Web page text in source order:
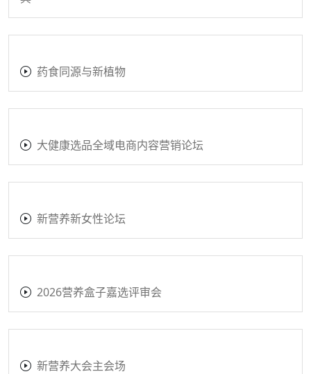
药食同源与新植物
大健康选品全域电商内容营销论坛
新营养新女性论坛
2026营养盒子嘉选评审会
新营养大会主会场